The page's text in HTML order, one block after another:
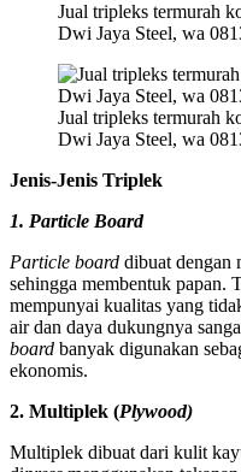
Jual tripleks termurah
Dwi Jaya Steel, wa
Jual tripleks termurah
Dwi Jaya Steel, wa
Jenis-Jenis Triplek
1. Particle Board
Particle board dibuat dengan
sehingga membentuk papan.
mempunyai kualitas yang
air dan daya dukungnya
board banyak digunakan
ekonomis.
2. Multiplek (Plywood)
Multiplek dibuat dari kulit